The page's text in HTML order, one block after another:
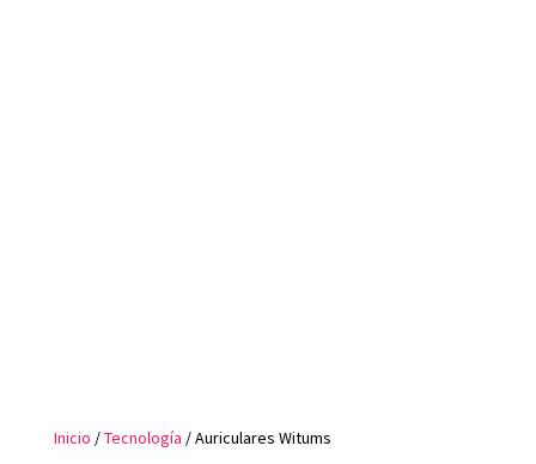
Inicio /Tecnología / Auriculares Witums